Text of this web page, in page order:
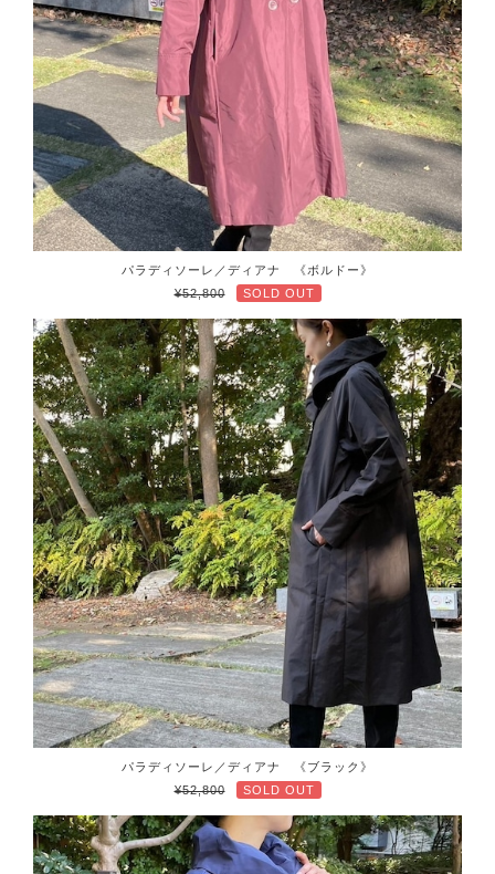
パラディソーレ／ディアナ 《ボルドー》
¥52,800
SOLD OUT
パラディソーレ／ディアナ 《ブラック》
¥52,800
SOLD OUT